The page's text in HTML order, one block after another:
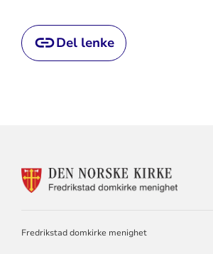
Del lenke
FOR
Fredrikstad domkirke menighet